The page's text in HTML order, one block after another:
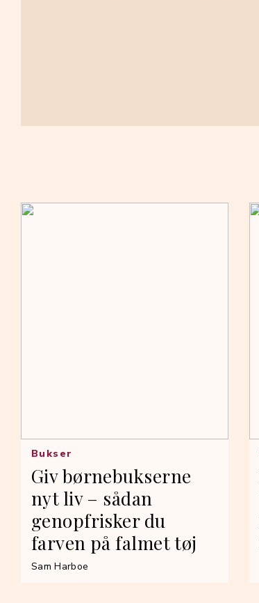
Giv børnebukserne
nyt liv – sådan
genopfrisker du
farven på falmet tøj
Bukser
Sam Harboe